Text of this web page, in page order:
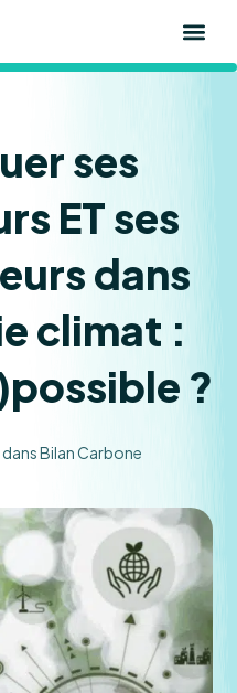
ses
ET ses
dans
climat :
?
dansBilan Carbone